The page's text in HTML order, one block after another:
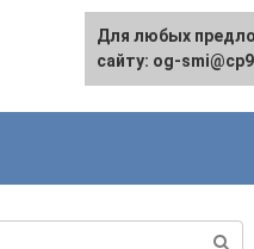
Для любых
сайту: og-